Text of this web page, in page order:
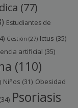
(77)
Estudiantes de
Gestión (27) Ictus (35)
artificial (35)
(110)
Niños (31) Obesidad
(34) Psoriasis